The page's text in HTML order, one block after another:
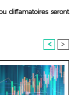
diffamatoires seront
< >